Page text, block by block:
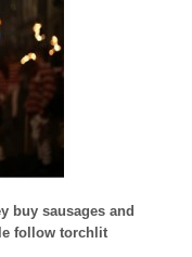
buy sausages and
follow torchlit